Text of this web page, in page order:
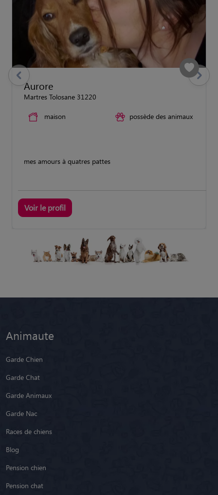
Aurore
Martres Tolosane 31220
maison possède des animaux
mes amours à quatres pattes
Voir le profil
previous Suivant
Animaute
Garde Chien
Garde Chat
Garde Animaux
Garde Nac
Races de chiens
Blog
Pension chien
Pension chat